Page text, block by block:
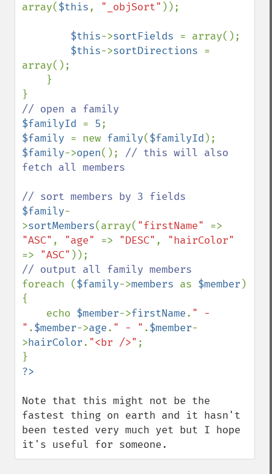
array($this, "_objSort" ));
$this->sortFields = array();
$this->sortDirections =
array();
$familyId = 5
$family = new family($familyId
$family->open(); // this will also
fetch all members
$family-
>sortMembers(array( "firstName"
"ASC" , "age" => "DESC" ,
=> "ASC"
foreach ($family->members as $member )
{
    echo
$member->firstName. " -
" .$member->age. " - " .$member-
>hairColor. "<br />" ;
Note that this might not be the
fastest thing on earth and it hasn't
been tested very much yet but I hope
it's useful for someone.